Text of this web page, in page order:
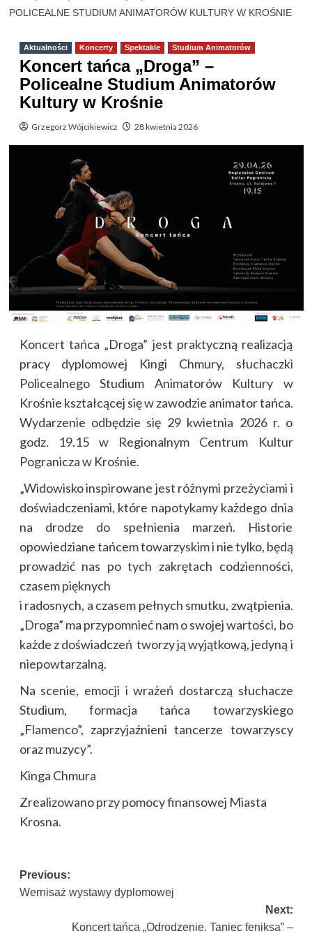
POLICEALNE STUDIUM ANIMATORÓW KULTURY W KROŚNIE
Aktualności Koncerty Spektakle Studium Animatorów
Koncert tańca „Droga” –
Policealne Studium Animatorów
Kultury w Krośnie
Grzegorz Wójcikiewicz 28 kwietnia 2026
Koncert tańca „Droga” jest praktyczną realizacją
pracy dyplomowej Kingi Chmury, słuchaczki
Policealnego Studium Animatorów Kultury w
Krośnie kształcącej się w zawodzie animator tańca.
Wydarzenie odbędzie się 29 kwietnia 2026 r. o
godz. 19.15 w Regionalnym Centrum Kultur
Pogranicza w Krośnie.
„Widowisko inspirowane jest różnymi przeżyciami i
doświadczeniami, które napotykamy każdego dnia
na drodze do spełnienia marzeń. Historie
opowiedziane tańcem towarzyskim i nie tylko, będą
prowadzić nas po tych zakrętach codzienności,
czasem pięknych
i radosnych, a czasem pełnych smutku, zwątpienia.
„Droga” ma przypomnieć nam o swojej wartości, bo
każde z doświadczeń tworzy ją wyjątkową, jedyną i
niepowtarzalną.
Na scenie, emocji i wrażeń dostarczą słuchacze
Studium, formacja tańca towarzyskiego
„Flamenco”, zaprzyjaźnieni tancerze towarzyscy
oraz muzycy”.
Kinga Chmura
Zrealizowano przy pomocy finansowej Miasta
Krosna.
Post
navigation
Previous:
Wernisaż wystawy dyplomowej
Next:
Koncert tańca „Odrodzenie. Taniec feniksa” –